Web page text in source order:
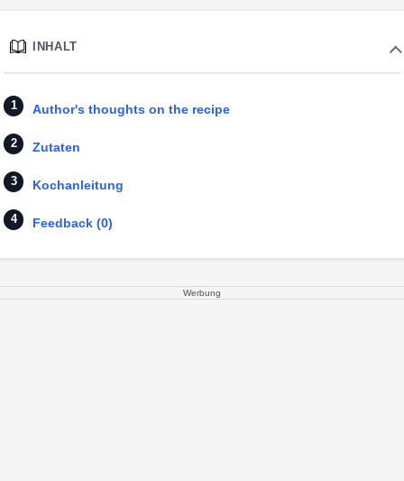
INHALT
Author's thoughts on the recipe
Zutaten
Kochanleitung
Feedback (0)
Werbung